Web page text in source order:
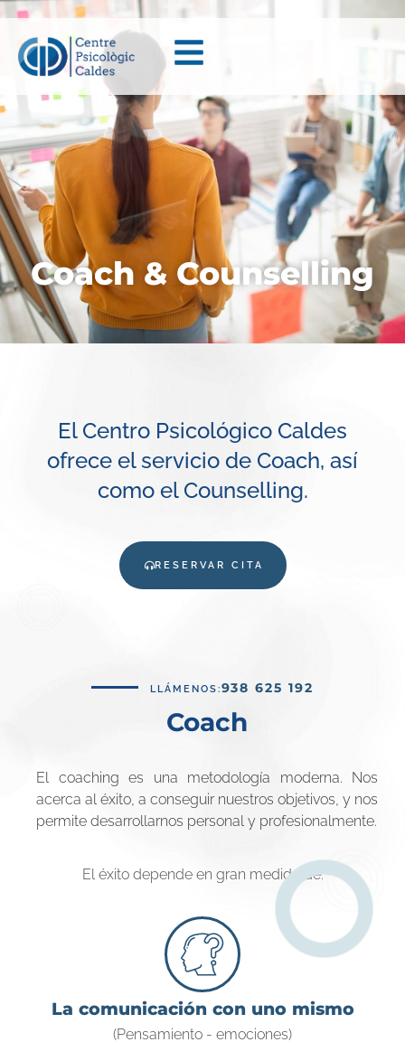
Coach & Counselling
El Centro Psicológico Caldes
ofrece el servicio de Coach, así
como el Counselling.
RESERVAR CITA
LLÁMENOS:938 625 192
Coach
El coaching es una metodología moderna. Nos
acerca al éxito, a conseguir nuestros objetivos, y nos
permite desarrollarnos personal y profesionalmente.
El éxito depende en gran medida de:
La comunicación con uno mismo
(Pensamiento - emociones)